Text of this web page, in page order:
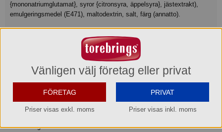
{mononatriumglutamat}, syror {citronsyra, äppelsyra}, jästextrakt),
emulgeringsmedel (E471), maltodextrin, salt, färg (annatto).
Tillagningsstatus: Ej tillagad
Basmängdeklaration: 100
Energi 2102 kJ
Energi 502 kcal
varav mättat fett 3.4 g
Kolhydrat 52 g
Fiber 2.6 g
Vänligen välj företag eller privat
FÖRETAG
Priser visas exkl. moms
PRIVAT
Priser visas inkl. moms